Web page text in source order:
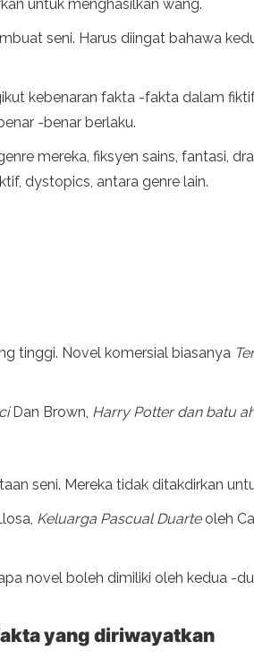
untuk menghasilkan wang.
seni. Harus diingat bahawa
kebenaran fakta -fakta dalam
-benar berlaku.
mereka, fiksyen sains, fantasi,
dystopics, antara genre lain.
tinggi. Novel komersial biasanya
Dan Brown, Harry Potter dan batu
seni. Mereka tidak ditakdirkan
Keluarga Pascual Duarteoleh
novel boleh dimiliki oleh kedua -
yang diriwayatkan